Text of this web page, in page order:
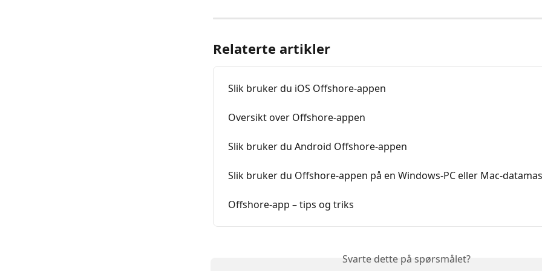
Relaterte artikler
Slik bruker du iOS Offshore-appen
Oversikt over Offshore-appen
Slik bruker du Android Offshore-appen
Slik bruker du Offshore-appen på en Windows-PC eller Mac-
Offshore-app – tips og triks
Svarte dette på spørsmålet?